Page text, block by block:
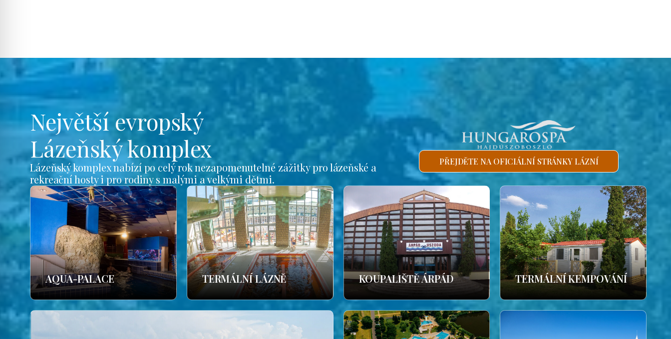
Největší evropský
Lázeňský komplex
Lázeňský komplex nabízí po celý rok nezapomenutelné zážitky pro lázeňské a
rekreační hosty i pro rodiny s malými a velkými dětmi.
PŘEJDĚTE NA OFICIÁLNÍ STRÁNKY LÁZNÍ
AQUA-PALACE TERMÁLNÍ LÁZNĚ KOUPALIŠTĚ ÁRPÁD TERMÁLNÍ KEMPOVÁNÍ